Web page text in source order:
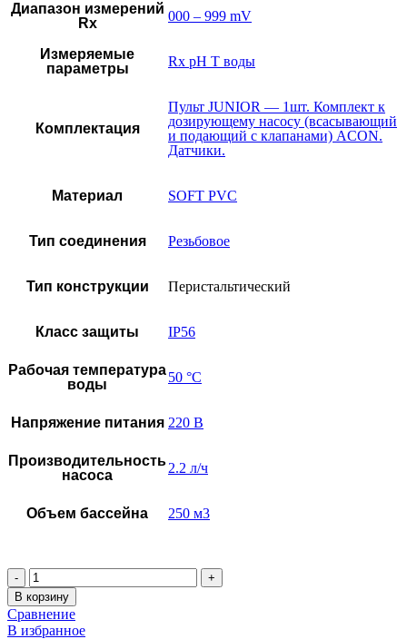
Диапазон измерений
Rx
000 – 999 mV
Измеряемые
параметры
Rx pH T воды
Комплектация
Пульт JUNIOR — 1шт. Комплект к
дозирующему насосу (всасывающий
и подающий с клапанами) ACON.
Датчики.
Материал SOFT PVC
Тип соединения Резьбовое
Тип конструкции Перистальтический
Класс защиты IP56
Рабочая температура
воды
50 °C
Напряжение питания 220 В
Производительность
насоса
2.2 л/ч
Объем бассейна 250 м3
Количество
В корзину
Сравнение
В избранное